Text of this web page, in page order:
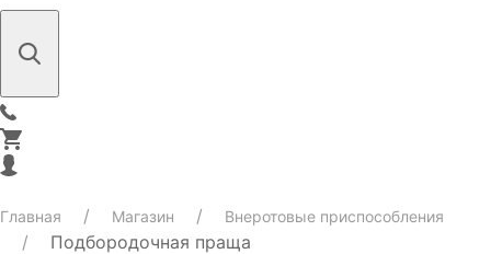
Главная Магазин Внеротовые приспособления
Подбородочная праща